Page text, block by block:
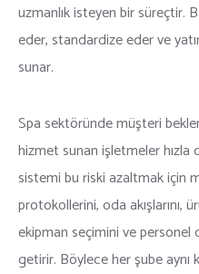
uzmanlık isteyen bir süreçtir.
eder, standardize eder ve
sunar.
Spa sektöründe müşteri
hizmet sunan işletmeler hızla
sistemi bu riski azaltmak için
protokollerini, oda akışlarını,
ekipman seçimini ve personel
getirir. Böylece her şube